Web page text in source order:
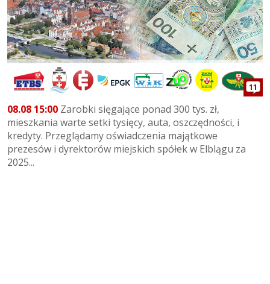
11
08.08 15:00 Zarobki sięgające ponad 300 tys. zł,
mieszkania warte setki tysięcy, auta, oszczędności, i
kredyty. Przeglądamy oświadczenia majątkowe
prezesów i dyrektorów miejskich spółek w Elblągu za
2025...